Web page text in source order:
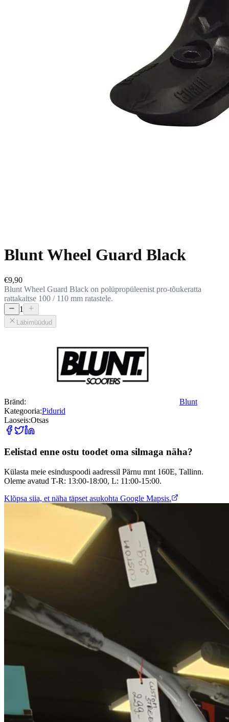
Blunt Wheel Guard Black
€9,90
Blunt Wheel Guard Black on polüpropüleenist pro-tõukeratta
rattakaitse 100 / 110 mm ratastele.
1
Läbimüüdud
Bränd:
Blunt
Kategooria:Pidurid
Laoseis:Otsas
Eelistad enne ostu toodet oma silmaga näha?
Külasta meie esinduspoodi aadressil Pärnu mnt 160E, Tallinn.
Oleme avatud T-R: 13:00-18:00, L: 11:00-15:00.
Klõpsa siia, et näha täpset asukohta Google Mapsis.